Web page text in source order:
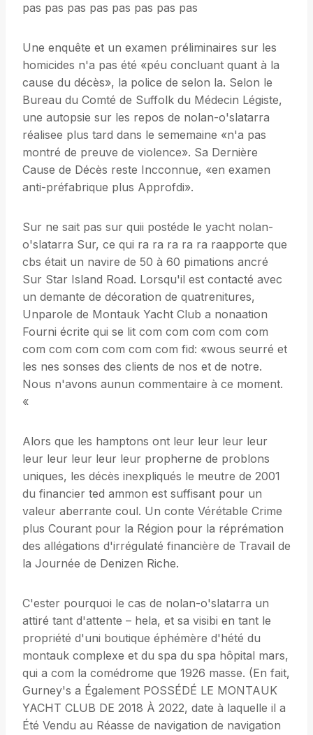
pas pas pas pas pas pas pas pas
Une enquête et un examen préliminaires sur les
homicides n'a pas été «péu concluant quant à la
cause du décès», la police de selon la. Selon le
Bureau du Comté de Suffolk du Médecin Légiste,
une autopsie sur les repos de nolan-o'slatarra
réalisee plus tard dans le sememaine «n'a pas
montré de preuve de violence». Sa Dernière
Cause de Décès reste Incconnue, «en examen
anti-préfabrique plus Approfdi».
Sur ne sait pas sur quii postéde le yacht nolan-
o'slatarra Sur, ce qui ra ra ra ra ra raapporte que
cbs était un navire de 50 à 60 pimations ancré
Sur Star Island Road. Lorsqu'il est contacté avec
un demante de décoration de quatrenitures,
Unparole de Montauk Yacht Club a nonaation
Fourni écrite qui se lit com com com com com
com com com com com com fid: «wous seurré et
les nes sonses des clients de nos et de notre.
Nous n'avons aunun commentaire à ce moment.
«
Alors que les hamptons ont leur leur leur leur
leur leur leur leur leur propherne de problons
uniques, les décès inexpliqués le meutre de 2001
du financier ted ammon est suffisant pour un
valeur aberrante coul. Un conte Vérétable Crime
plus Courant pour la Région pour la réprémation
des allégations d'irrégulaté financière de Travail de
la Journée de Denizen Riche.
C'ester pourquoi le cas de nolan-o'slatarra un
attiré tant d'attente – hela, et sa visibi en tant le
propriété d'uni boutique éphémère d'hété du
montauk complexe et du spa du spa hôpital mars,
qui a com la comédrome que 1926 masse. (En fait,
Gurney's a Également POSSÉDÉ LE MONTAUK
YACHT CLUB DE 2018 À 2022, date à laquelle il a
Été Vendu au Réasse de navigation de navigation